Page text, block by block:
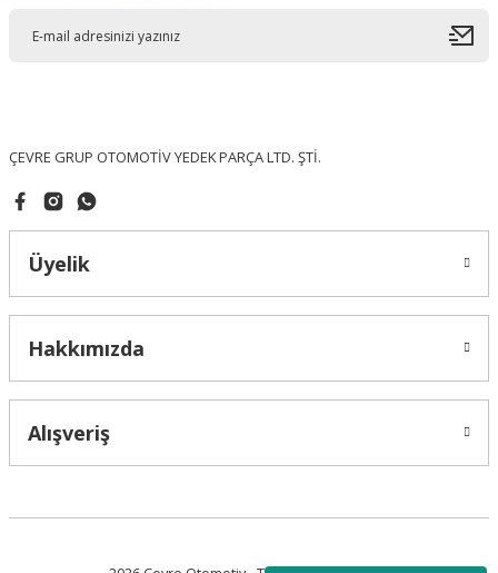
ÇEVRE GRUP OTOMOTİV YEDEK PARÇA LTD. ŞTİ.
Üyelik
Hakkımızda
Alışveriş